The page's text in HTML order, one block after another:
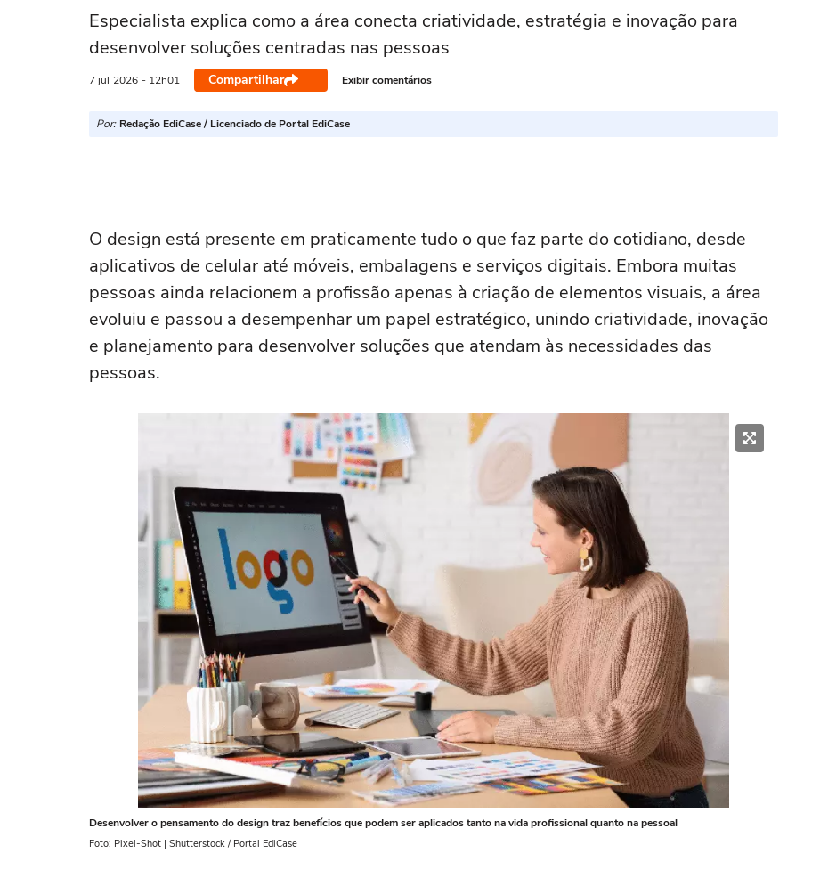
Especialista explica como a área conecta criatividade, estratégia e inovação para
desenvolver soluções centradas nas pessoas
7 jul 2026 - 12h01 Compartilhar Exibir comentários
Por: Redação EdiCase / Licenciado de Portal EdiCase
O design está presente em praticamente tudo o que faz parte do cotidiano, desde
aplicativos de celular até móveis, embalagens e serviços digitais. Embora muitas
pessoas ainda relacionem a profissão apenas à criação de elementos visuais, a área
evoluiu e passou a desempenhar um papel estratégico, unindo criatividade, inovação
e planejamento para desenvolver soluções que atendam às necessidades das
pessoas.
Desenvolver o pensamento do design traz benefícios que podem ser aplicados tanto na vida profissional quanto na pessoal
Foto: Pixel-Shot | Shutterstock / Portal EdiCase